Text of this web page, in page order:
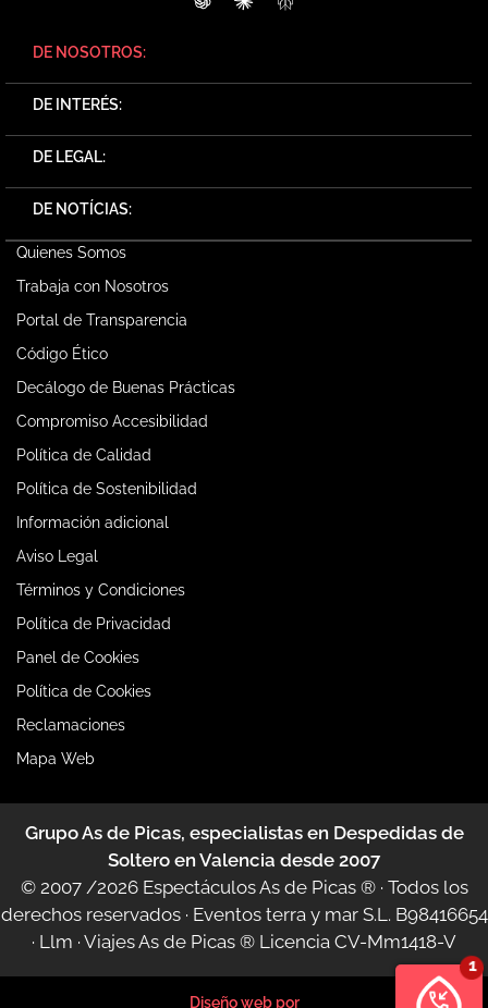
ChatGPTClaudePerplexity
DE NOSOTROS:
DE INTERÉS:
DE LEGAL:
DE NOTÍCIAS:
Quienes Somos
Trabaja con Nosotros
Portal de Transparencia
Código Ético
Decálogo de Buenas Prácticas
Compromiso Accesibilidad
Política de Calidad
Política de Sostenibilidad
Información adicional
Aviso Legal
Términos y Condiciones
Política de Privacidad
Panel de Cookies
Política de Cookies
Reclamaciones
Mapa Web
Grupo As de Picas, especialistas en Despedidas de
Soltero en Valencia desde 2007
© 2007 /2026 Espectáculos As de Picas ®· Todos los
derechos reservados · Eventos terra y mar S.L. B98416654
· Llm · Viajes As de Picas ® Licencia CV-Mm1418-V
Diseño web por